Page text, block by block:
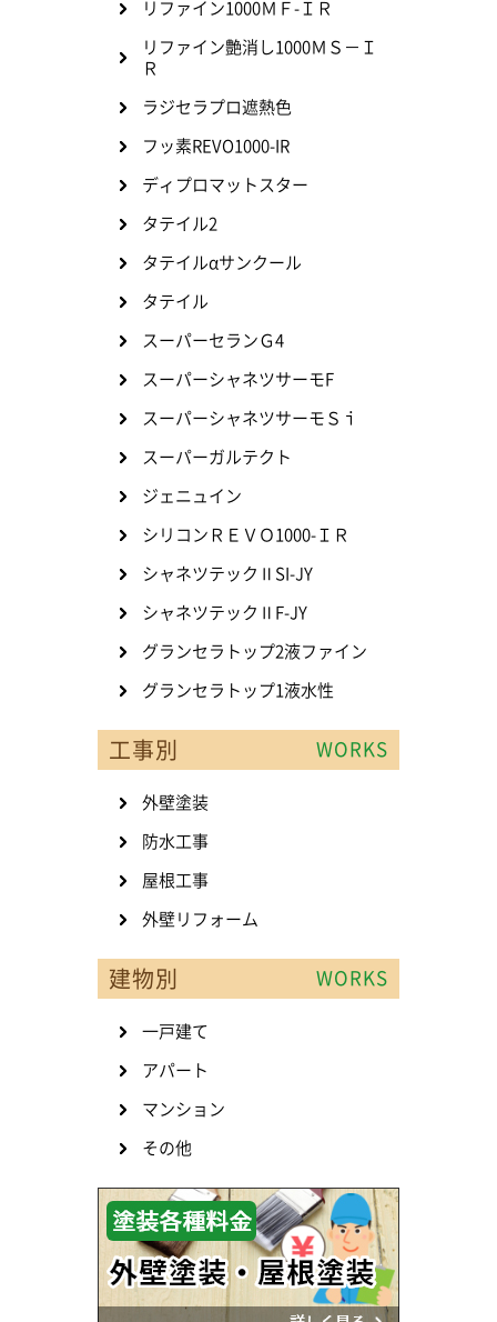
リファイン1000ＭＦ-ＩＲ
リファイン艶消し1000ＭＳ－Ｉ
Ｒ
ラジセラプロ遮熱色
フッ素REVO1000-IR
ディプロマットスター
タテイル2
タテイルαサンクール
タテイル
スーパーセランＧ4
スーパーシャネツサーモF
スーパーシャネツサーモＳｉ
スーパーガルテクト
ジェニュイン
シリコンＲＥＶＯ1000-ＩＲ
シャネツテックⅡSI-JY
シャネツテックⅡF-JY
グランセラトップ2液ファイン
グランセラトップ1液水性
工事別 WORKS
外壁塗装
防水工事
屋根工事
外壁リフォーム
建物別 WORKS
一戸建て
アパート
マンション
その他